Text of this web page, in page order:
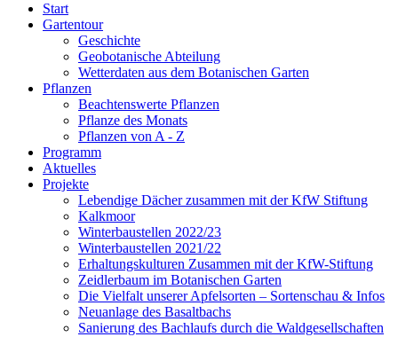
Start
Gartentour
Geschichte
Geobotanische Abteilung
Wetterdaten aus dem Botanischen Garten
Pflanzen
Beachtenswerte Pflanzen
Pflanze des Monats
Pflanzen von A - Z
Programm
Aktuelles
Projekte
Lebendige Dächer zusammen mit der KfW Stiftung
Kalkmoor
Winterbaustellen 2022/23
Winterbaustellen 2021/22
Erhaltungskulturen Zusammen mit der KfW-Stiftung
Zeidlerbaum im Botanischen Garten
Die Vielfalt unserer Apfelsorten – Sortenschau & Infos
Neuanlage des Basaltbachs
Sanierung des Bachlaufs durch die Waldgesellschaften